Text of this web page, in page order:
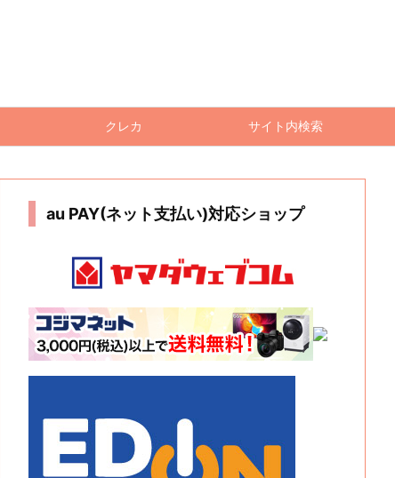
クレカ サイト内検索
au PAY(ネット支払い)対応ショップ